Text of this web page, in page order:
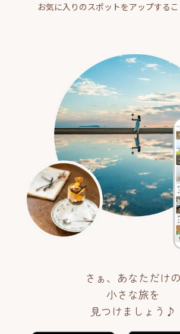
お気に入りのスポットをアップする
さぁ、あなただけの
小さな旅を
見つけましょう♪